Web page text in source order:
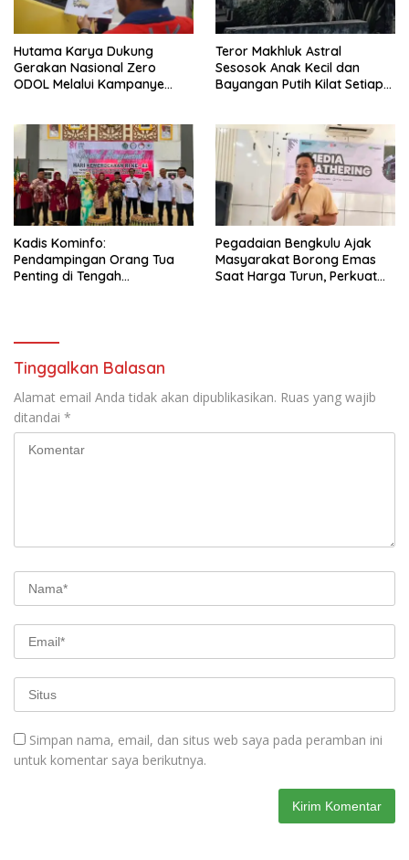
Hutama Karya Dukung
Gerakan Nasional Zero
ODOL Melalui Kampanye
Teror Makhluk Astral
Sesosok Anak Kecil dan
Bayangan Putih Kilat Setiap
Kadis Kominfo:
Pendampingan Orang Tua
Penting di Tengah
Pegadaian Bengkulu Ajak
Masyarakat Borong Emas
Saat Harga Turun, Perkuat
Tinggalkan Balasan
Alamat email Anda tidak akan dipublikasikan. Ruas yang wajib
ditandai *
Simpan nama, email, dan situs web saya pada peramban ini
untuk komentar saya berikutnya.